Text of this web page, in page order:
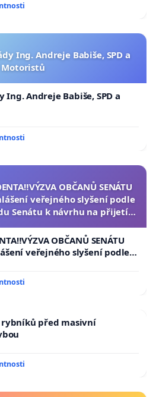
Ing. Andreje Babiše, SPD a
Motoristů
Ing. Andreje Babiše, SPD a
OBČANŮ SENÁTU
veřejného slyšení podle
Senátu k návrhu na přijetí
republiky
OBČANŮ SENÁTU
veřejného slyšení podle §
k návrhu na přijetí
žaloby na prezidenta
rybníků před masivní